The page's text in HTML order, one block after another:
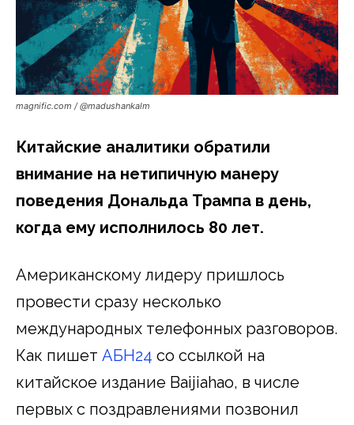
magnific.com / @madushankalm
Китайские аналитики обратили
внимание на нетипичную манеру
поведения Дональда Трампа в день,
когда ему исполнилось 80 лет.
Американскому лидеру пришлось
провести сразу несколько
международных телефонных разговоров.
Как пишет АБН24 со ссылкой на
китайское издание Baijiahao, в числе
первых с поздравлениями позвонил